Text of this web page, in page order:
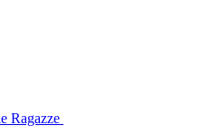
Ragazze